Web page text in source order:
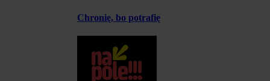
Chronię, bo potrafię